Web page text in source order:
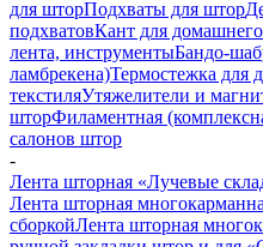
для шторПодхваты для штор
подхватовКант для домашнего
лента, инструментыБандо-
ламбрекена)Термостежка для
текстиляУтяжелители и
шторФиламентная
салонов штор
-
Лента шторная «Лучевые
Лента шторная
сборкойЛента шторная